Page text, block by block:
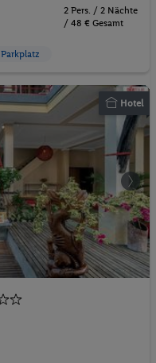
2 Pers. / 2 Nächte
/ 48 € Gesamt
Parkplatz
Hotel